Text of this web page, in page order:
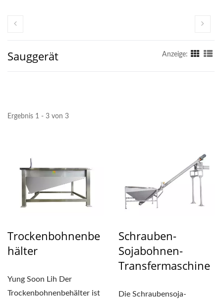
Sauggerät Anzeige:
Ergebnis 1 - 3 von 3
Trockenbohnenbe
Hälter
Yung Soon Lih Der
Trockenbohnenbehälter ist
Schrauben-
Sojabohnen-
Transfermaschine
Die Schraubensoja-